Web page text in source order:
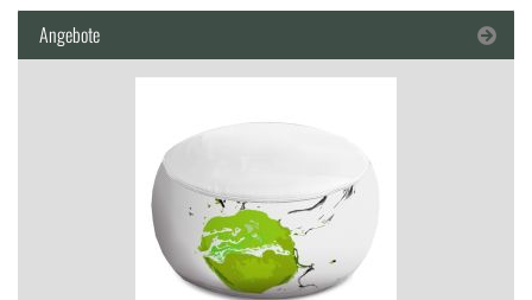
Angebote